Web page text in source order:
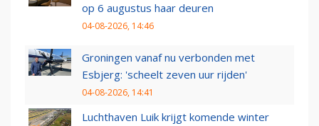
op 6 augustus haar deuren
04-08-2026, 14:46
Groningen vanaf nu verbonden met
Esbjerg: 'scheelt zeven uur rijden'
04-08-2026, 14:41
Luchthaven Luik krijgt komende winter